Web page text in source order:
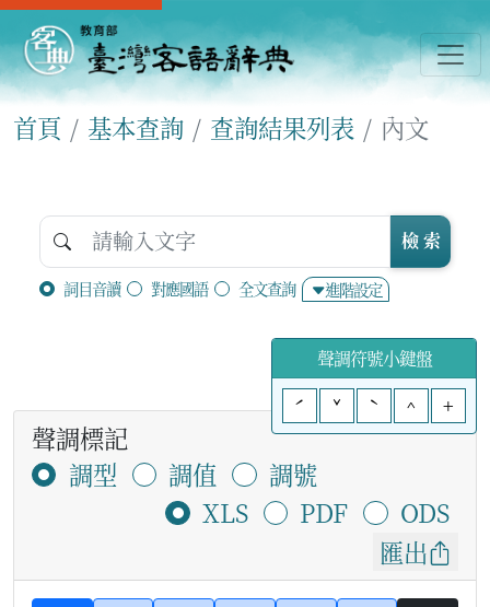
首頁 基本查詢 查詢結果列表 內文
詞目音讀 對應國語 全文查詢 進階設定
檢 索
聲調符號小鍵盤
ˊ
ˇ ˋ ^ +
聲調標記
調型
調值
調號
XLS
PDF
ODS
匯出